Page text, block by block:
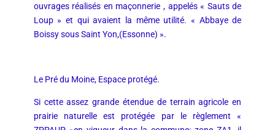
ouvrages réalisés en maçonnerie , appelés « Sauts de
Loup » et qui avaient la même utilité. « Abbaye de
Boissy sous Saint Yon,(Essonne) ».
Le Pré du Moine, Espace protégé.
Si cette assez grande étendue de terrain agricole en
prairie naturelle est protégée par le règlement «